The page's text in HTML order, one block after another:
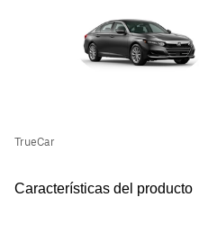
TrueCar
Características del producto